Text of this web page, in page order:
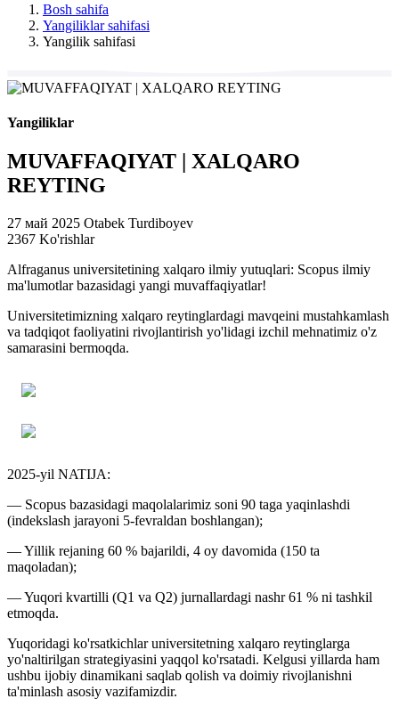
Bosh sahifa
Yangiliklar sahifasi
Yangilik sahifasi
Yangiliklar
MUVAFFAQIYAT | XALQARO
REYTING
27 май 2025 Otabek Turdiboyev
2367 Ko'rishlar
Alfraganus universitetining xalqaro ilmiy yutuqlari: Scopus ilmiy
ma'lumotlar bazasidagi yangi muvaffaqiyatlar!
Universitetimizning xalqaro reytinglardagi mavqeini mustahkamlash
va tadqiqot faoliyatini rivojlantirish yo'lidagi izchil mehnatimiz o'z
samarasini bermoqda.
2025-yil NATIJA:
— Scopus bazasidagi maqolalarimiz soni 90 taga yaqinlashdi
(indekslash jarayoni 5-fevraldan boshlangan);
— Yillik rejaning 60 % bajarildi, 4 oy davomida (150 ta
maqoladan);
— Yuqori kvartilli (Q1 va Q2) jurnallardagi nashr 61 % ni tashkil
etmoqda.
Yuqoridagi ko'rsatkichlar universitetning xalqaro reytinglarga
yo'naltirilgan strategiyasini yaqqol ko'rsatadi. Kelgusi yillarda ham
ushbu ijobiy dinamikani saqlab qolish va doimiy rivojlanishni
ta'minlash asosiy vazifamizdir.